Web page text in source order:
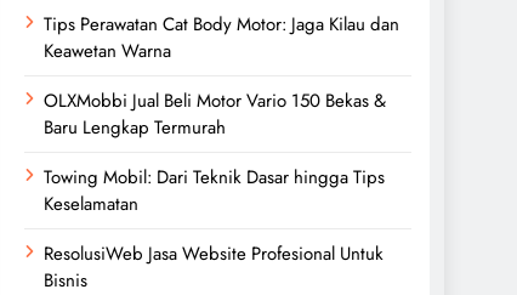
Tips Perawatan Cat Body Motor: Jaga Kilau dan
Keawetan Warna
OLXMobbi Jual Beli Motor Vario 150 Bekas &
Baru Lengkap Termurah
Towing Mobil: Dari Teknik Dasar hingga Tips
Keselamatan
ResolusiWeb Jasa Website Profesional Untuk
Bisnis